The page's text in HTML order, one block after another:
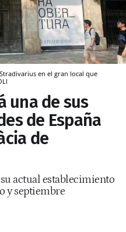
en el gran local que
una de sus
de España
de
actual establecimiento
y septiembre